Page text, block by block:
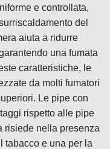
e controllata,
del
aiuta a ridurre
una fumata
caratteristiche, le
da molti fumatori
Le pipe con
rispetto alle pipe
risiede nella presenza
tabacco e una per la